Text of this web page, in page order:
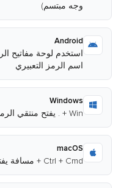
وجه مبتسم)
Android
اسم الرمز التعبيري
Windows
Win + . يفتح منتقي الرموز التعبيرية
macOS
Ctrl + Cmd + مسافة يفتح عارض الأحرف